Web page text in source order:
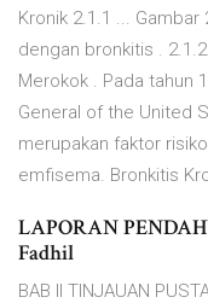
Kronik 2.1.1 ...
dengan bronkitis .
Merokok . Pada tahun
General of the United
merupakan faktor
emfisema. Bronkitis
LAPORAN
Fadhil
BAB II TINJAUAN